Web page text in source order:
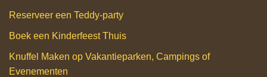
Reserveer een Teddy‑party
Boek een Kinderfeest Thuis
Knuffel Maken op Vakantieparken, Campings of
Evenementen